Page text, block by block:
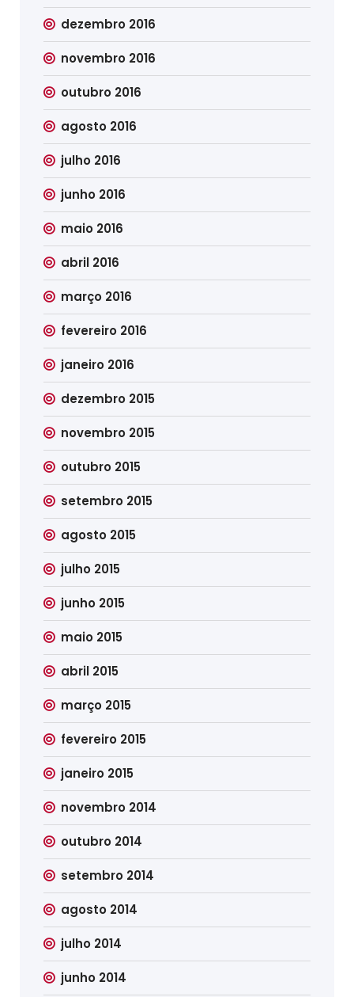
dezembro 2016
novembro 2016
outubro 2016
agosto 2016
julho 2016
junho 2016
maio 2016
abril 2016
março 2016
fevereiro 2016
janeiro 2016
dezembro 2015
novembro 2015
outubro 2015
setembro 2015
agosto 2015
julho 2015
junho 2015
maio 2015
abril 2015
março 2015
fevereiro 2015
janeiro 2015
novembro 2014
outubro 2014
setembro 2014
agosto 2014
julho 2014
junho 2014